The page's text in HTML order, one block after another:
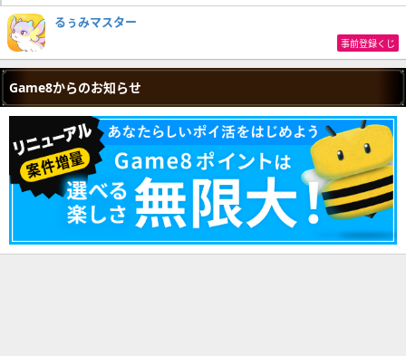
るぅみマスター
事前登録くじ
Game8からのお知らせ